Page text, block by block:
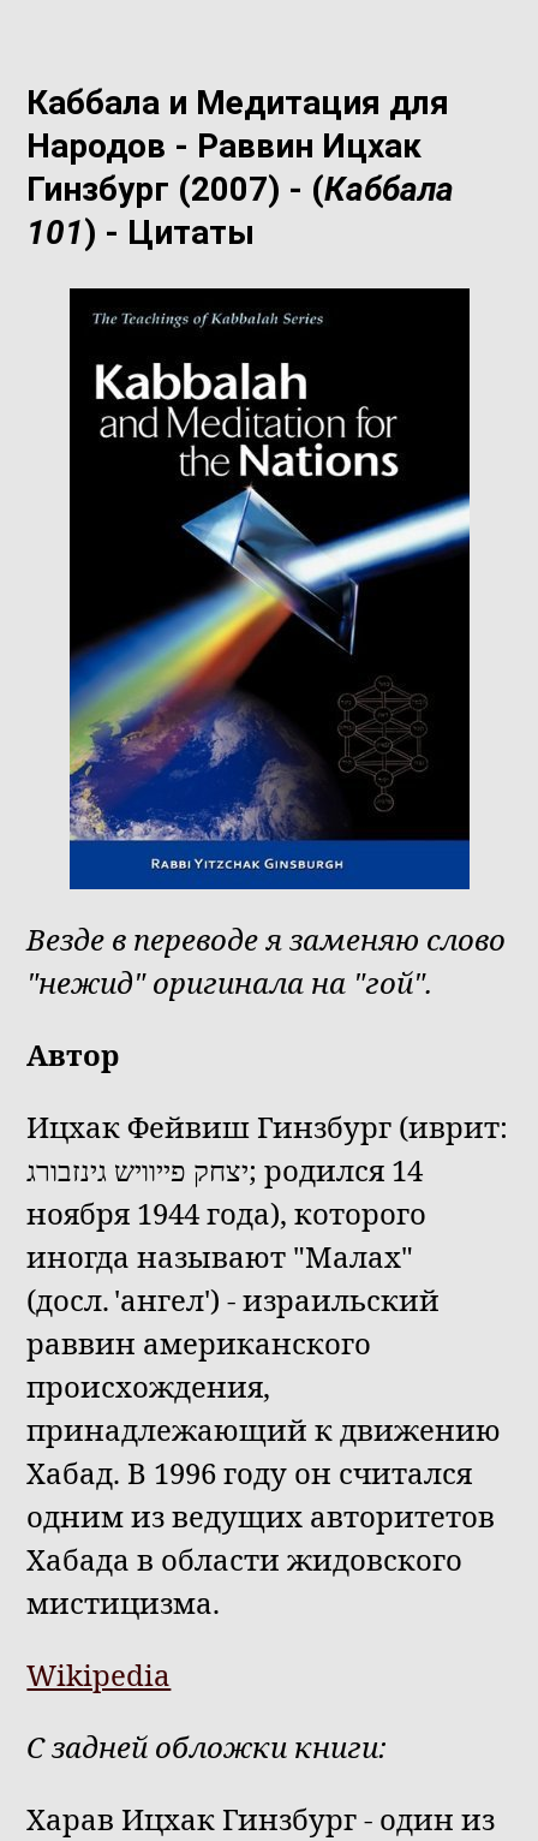
Каббала и Медитация для
Народов - Раввин Ицхак
Гинзбург (2007) - (Каббала
101) - Цитаты
Везде в переводе я заменяю слово
"нежид" оригинала на "гой".
Автор
Ицхак Фейвиш Гинзбург (иврит:
יצחק פייוויש גינזבורג; родился 14
ноября 1944 года), которого
иногда называют "Малах"
(досл. 'ангел') - израильский
раввин американского
происхождения,
принадлежающий к движению
Хабад. В 1996 году он считался
одним из ведущих авторитетов
Хабада в области жидовского
мистицизма.
Wikipedia
С задней обложки книги:
Харав Ицхак Гинзбург - один из